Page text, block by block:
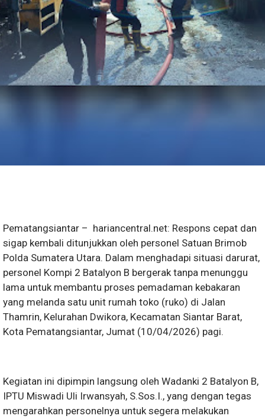
Pematangsiantar – hariancentral.net: Respons cepat dan
sigap kembali ditunjukkan oleh personel Satuan Brimob
Polda Sumatera Utara. Dalam menghadapi situasi darurat,
personel Kompi 2 Batalyon B bergerak tanpa menunggu
lama untuk membantu proses pemadaman kebakaran
yang melanda satu unit rumah toko (ruko) di Jalan
Thamrin, Kelurahan Dwikora, Kecamatan Siantar Barat,
Kota Pematangsiantar, Jumat (10/04/2026) pagi.
Kegiatan ini dipimpin langsung oleh Wadanki 2 Batalyon B,
IPTU Miswadi Uli Irwansyah, S.Sos.I., yang dengan tegas
mengarahkan personelnya untuk segera melakukan